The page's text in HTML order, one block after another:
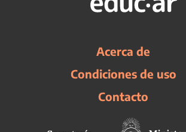
Acerca de
Condiciones de uso
Contacto